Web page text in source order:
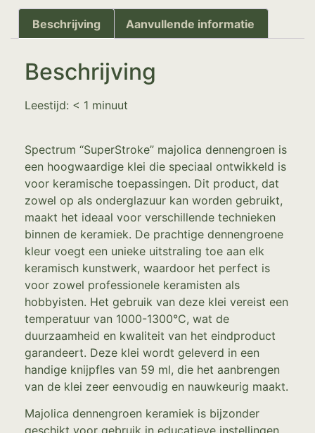
Beschrijving Aanvullende informatie
Beschrijving
Leestijd: < 1 minuut
Spectrum “SuperStroke” majolica dennengroen is
een hoogwaardige klei die speciaal ontwikkeld is
voor keramische toepassingen. Dit product, dat
zowel op als onderglazuur kan worden gebruikt,
maakt het ideaal voor verschillende technieken
binnen de keramiek. De prachtige dennengroene
kleur voegt een unieke uitstraling toe aan elk
keramisch kunstwerk, waardoor het perfect is
voor zowel professionele keramisten als
hobbyisten. Het gebruik van deze klei vereist een
temperatuur van 1000-1300°C, wat de
duurzaamheid en kwaliteit van het eindproduct
garandeert. Deze klei wordt geleverd in een
handige knijpfles van 59 ml, die het aanbrengen
van de klei zeer eenvoudig en nauwkeurig maakt.
Majolica dennengroen keramiek is bijzonder